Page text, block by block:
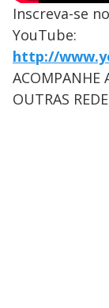
Inscreva-se
YouTube:
http://
ACOMPANHE
OUTRAS